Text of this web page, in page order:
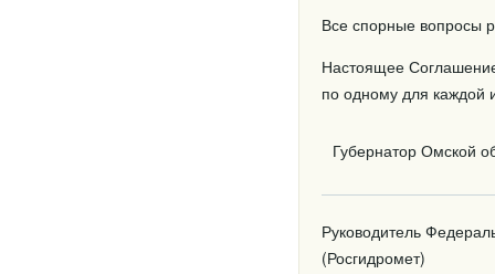
Все спорные вопросы
Настоящее
по одному для каждой
Губернатор Омской
Руководитель
(Росгидромет)